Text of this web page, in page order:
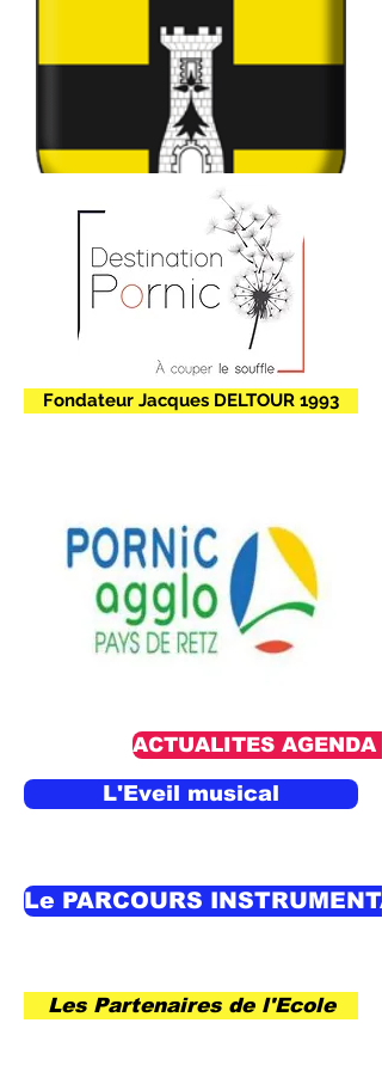
Fondateur Jacques DELTOUR 1993
ACTUALITES
L'Eveil musical
Le PARCOURS
Les Partenaires de l'Ecole